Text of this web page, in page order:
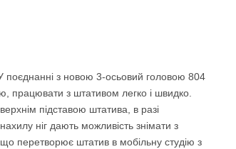
поєднанні з новою 3-осьовий головою 804
працювати з штативом легко і швидко.
підставою штатива, в разі
ніг дають можливість знімати з
перетворює штатив в мобільну студію з